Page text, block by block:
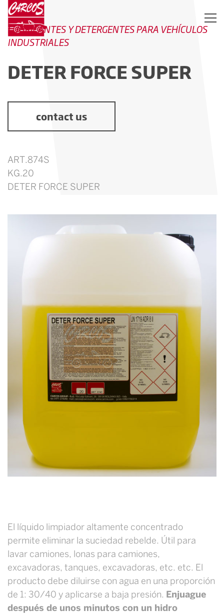
LUBRICANTES Y DETERGENTES PARA VEHÍCULOS
INDUSTRIALES
DETER FORCE SUPER
contact us
ART.874S
KG.20
DETER FORCE SUPER
El líquido limpiador altamente concentrado
permite eliminar la suciedad rebelde. Útil para
lavar camiones, lonas para camiones,
excavadoras, tanques, excavadoras, etc. etc. El
producto debe diluirse con agua en una proporción
de 1: 30/40 y aplicarse a baja presión. Enjuague
después de unos minutos con un hidro